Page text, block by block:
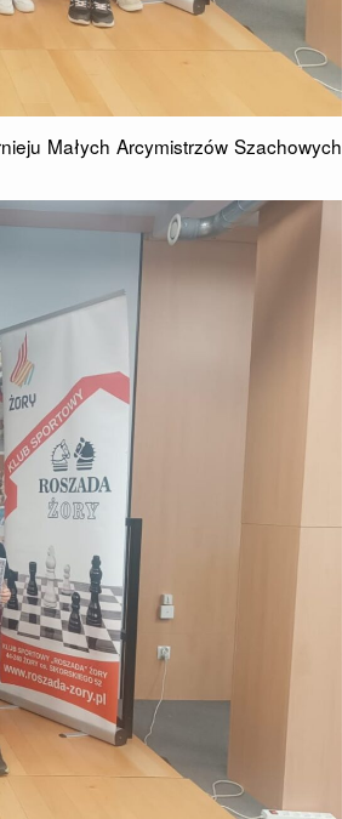
Małych Arcymistrzów Szachowych